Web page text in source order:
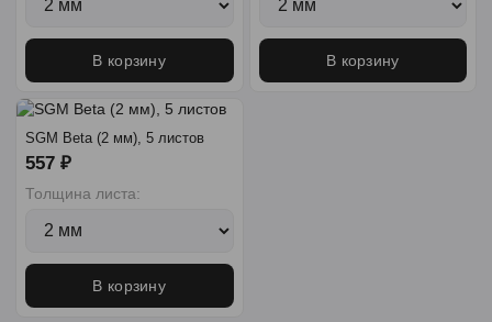
В корзину В корзину
SGM Beta (2 мм), 5 листов
557 ₽
Толщина листа:
В корзину